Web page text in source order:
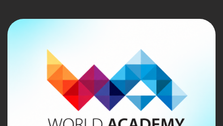
encontrem espaço para crescer,
É com esse espírito que a RTP LAB
acompanhou a apresentação do […]